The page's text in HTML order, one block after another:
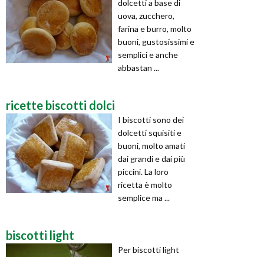
dolcetti a base di
uova, zucchero,
farina e burro, molto
buoni, gustosissimi e
semplici e anche
abbastan ...
ricette biscotti dolci
I biscotti sono dei
dolcetti squisiti e
buoni, molto amati
dai grandi e dai più
piccini. La loro
ricetta è molto
semplice ma ...
biscotti light
Per biscotti light